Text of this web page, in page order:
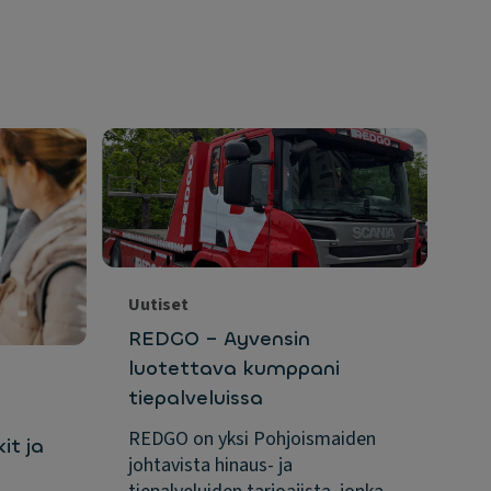
ja
Uutiset
REDGO – Ayvensin
luotettava kumppani
tiepalveluissa
REDGO on yksi Pohjoismaiden
johtavista hinaus- ja